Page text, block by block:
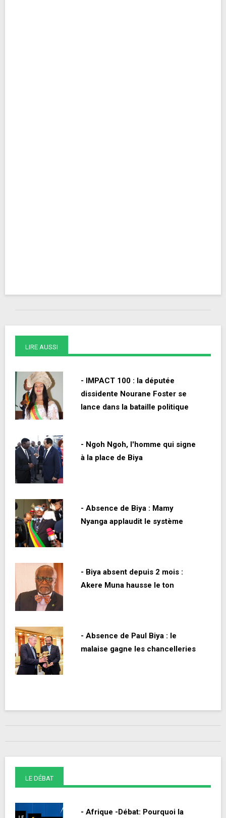
LIRE AUSSI
- IMPACT 100 : la députée
dissidente Nourane Foster se
lance dans la bataille politique
- Ngoh Ngoh, l'homme qui signe
à la place de Biya
- Absence de Biya : Mamy
Nyanga applaudit le système
- Biya absent depuis 2 mois :
Akere Muna hausse le ton
- Absence de Paul Biya : le
malaise gagne les chancelleries
LE DÉBAT
- Afrique -Débat: Pourquoi la